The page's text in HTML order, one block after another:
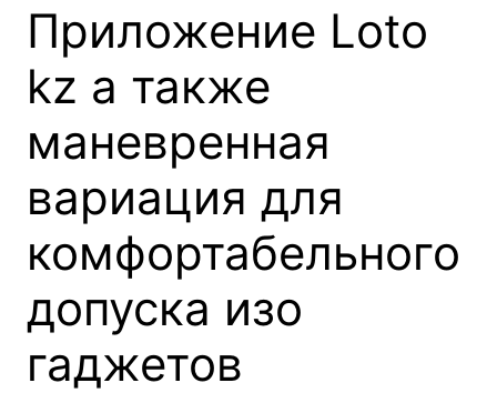
Приложение Loto
kz а также
маневренная
вариация для
комфортабельного
допуска изо
гаджетов